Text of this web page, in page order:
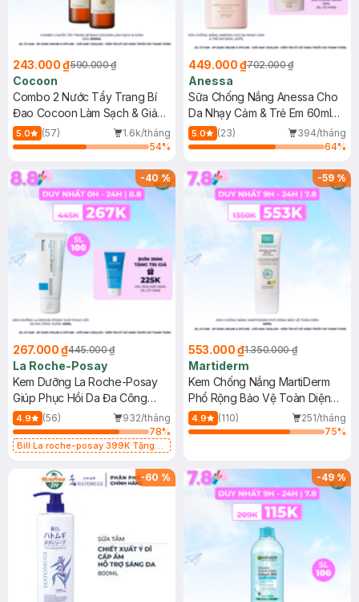
243.000 ₫590.000 ₫
Cocoon
Combo 2 Nước Tẩy Trang Bí
Đao Cocoon Làm Sạch & Giảm
Dầu 500ml
5.0 (57)
1.6k/tháng
54%
449.000 ₫702.000 ₫
Anessa
Sữa Chống Nắng Anessa Cho
Da Nhạy Cảm & Trẻ Em 60ml
(Mới)
5.0 (23)
394/tháng
64%
-40%
267.000 ₫445.000 ₫
La Roche-Posay
Kem Dưỡng La Roche-Posay
Giúp Phục Hồi Da Đa Công
Dụng 40ml
4.9 (56)
932/tháng
78%
Bill La roche-posay 399K Tặng
(SL có hạn)
-59%
553.000 ₫1.350.000 ₫
Martiderm
Kem Chống Nắng MartiDerm
Phổ Rộng Bảo Vệ Toàn Diện
40ml
4.9 (110)
251/tháng
75%
-60 % -49%